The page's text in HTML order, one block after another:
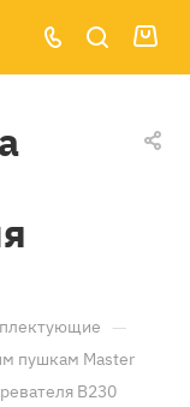
—
пушкам Master
B230